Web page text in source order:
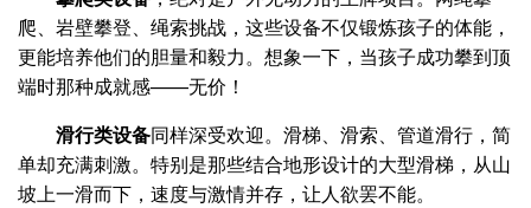
爬、岩壁攀登、绳索挑战，这些设备不仅锻炼孩子的体能，
更能培养他们的胆量和毅力。想象一下，当孩子成功攀到顶
端时那种成就感——无价！
滑行类设备同样深受欢迎。滑梯、滑索、管道滑行，简
单却充满刺激。特别是那些结合地形设计的大型滑梯，从山
坡上一滑而下，速度与激情并存，让人欲罢不能。